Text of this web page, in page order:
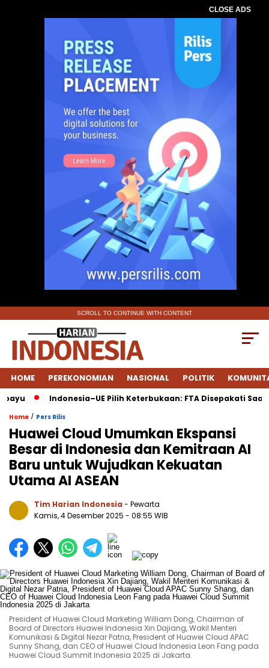
CLOSE ADS
SCROLL TO CONTINUE WITH CONTENT
HOME PEREKONOMIAN NASIONAL POLITIK
Indonesia–UE Pilih Keterbukaan: FTA Disepakati Saat Ekonomi
Home / Pers Rilis
Huawei Cloud Umumkan Ekspansi
Besar di Indonesia dan Kemitraan AI
Baru untuk Wujudkan Kekuatan
Utama AI ASEAN
Tim Harian Indonesia - Pewarta
Kamis, 4 Desember 2025 - 08:55 WIB
President of Huawei Cloud Marketing William Dong, Chairman of
Board of Directors Huawei Indonesia Xin Dajiang, Wakil Menteri
Komunikasi & Digital Nezar Patria, President of Huawei Cloud APAC
Sunny Shang, dan CEO of Huawei Cloud Indonesia Leon Fang pada
Huawei Cloud Summit Indonesia 2025 di Jakarta